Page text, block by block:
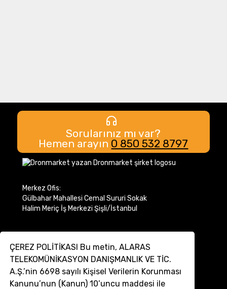
ÇEREZ POLİTİKASI Bu metin, ALARAS
TELEKOMÜNİKASYON DANIŞMANLIK VE TİC.
A.Ş.’nin 6698 sayılı Kişisel Verilerin Korunması
Kanunu’nun (Kanun) 10’uncu maddesi ile
Sorularınız mı var?
Hemen arayın 0 850 532 8797
Merkez Ofis:
Gülbahar Mahallesi Cemal Sururi Sokak
Halim Meriç İş Merkezi Şişli/İstanbul